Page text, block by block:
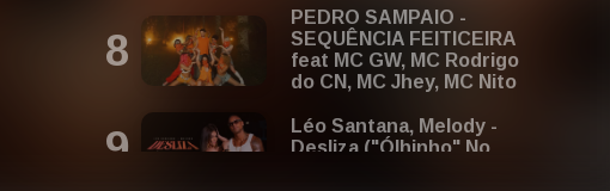
PEDRO SAMPAIO -
SEQUÊNCIA FEITICEIRA
feat MC GW, MC Rodrigo
do CN, MC Jhey, MC Nito
Léo Santana, Melody -
Desliza ("Ólhinho" No